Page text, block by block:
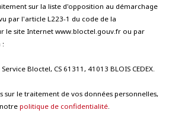
sur la liste d'opposition au démarchage
par l'article L223-1 du code de la
le site Internet www.bloctel.gouv.fr ou par
:
Bloctel, CS 61311, 41013 BLOIS CEDEX.
sur le traitement de vos données personnelles,
politique de confidentialité.